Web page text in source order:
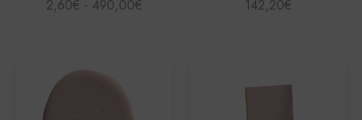
2,60€ - 490,00€ 142,20€